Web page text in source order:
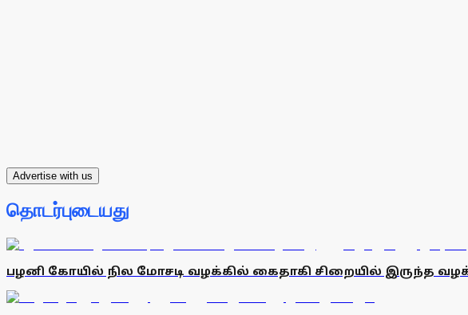
Advertise with us
தொடர்புடையது
பழனி கோயில் நில மோசடி வழக்கில் கைதாகி சிறையில் இருந்த